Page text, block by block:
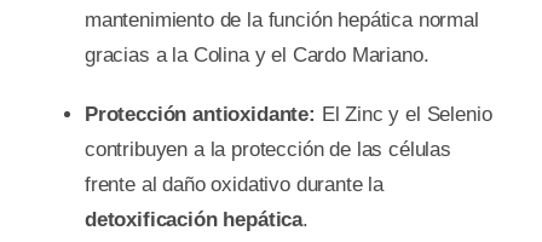
mantenimiento de la función hepática normal
gracias a la Colina y el Cardo Mariano.
Protección antioxidante: El Zinc y el Selenio
contribuyen a la protección de las células
frente al daño oxidativo durante la
detoxificación hepática.